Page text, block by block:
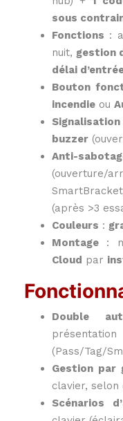
sous
Fonctions :
nuit, gestion
délai
Bouton
incendie ou
Signalisation
buzzer
Anti-
(ouverture/
(après >3
Couleurs :
Montage :
Cloud par
Double
(Pass/Tag/
Gestion par
clavier, selon
Scénarios